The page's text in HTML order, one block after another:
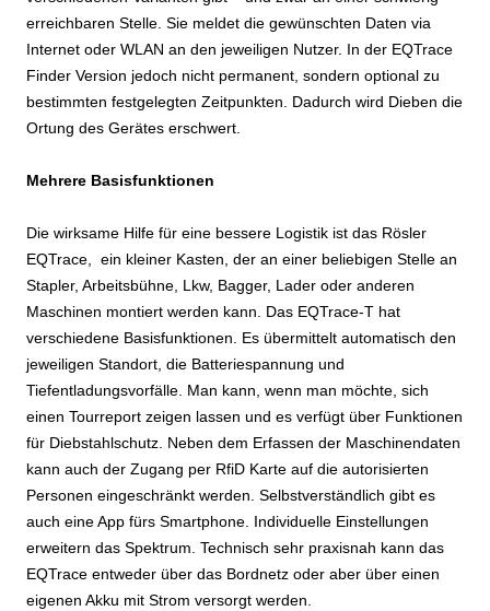
erreichbaren Stelle. Sie meldet die gewünschten Daten via
Internet oder WLAN an den jeweiligen Nutzer. In der EQTrace
Finder Version jedoch nicht permanent, sondern optional zu
bestimmten festgelegten Zeitpunkten. Dadurch wird Dieben die
Ortung des Gerätes erschwert.
Mehrere Basisfunktionen
Die wirksame Hilfe für eine bessere Logistik ist das Rösler
EQTrace, ein kleiner Kasten, der an einer beliebigen Stelle an
Stapler, Arbeitsbühne, Lkw, Bagger, Lader oder anderen
Maschinen montiert werden kann. Das EQTrace-T hat
verschiedene Basisfunktionen. Es übermittelt automatisch den
jeweiligen Standort, die Batteriespannung und
Tiefentladungsvorfälle. Man kann, wenn man möchte, sich
einen Tourreport zeigen lassen und es verfügt über Funktionen
für Diebstahlschutz. Neben dem Erfassen der Maschinendaten
kann auch der Zugang per RfiD Karte auf die autorisierten
Personen eingeschränkt werden. Selbstverständlich gibt es
auch eine App fürs Smartphone. Individuelle Einstellungen
erweitern das Spektrum. Technisch sehr praxisnah kann das
EQTrace entweder über das Bordnetz oder aber über einen
eigenen Akku mit Strom versorgt werden.